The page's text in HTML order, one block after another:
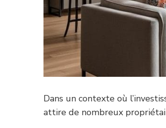
Dans un contexte où
attire de nombreux